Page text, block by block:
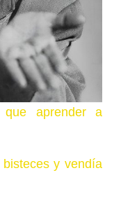
que aprender a
y vendía